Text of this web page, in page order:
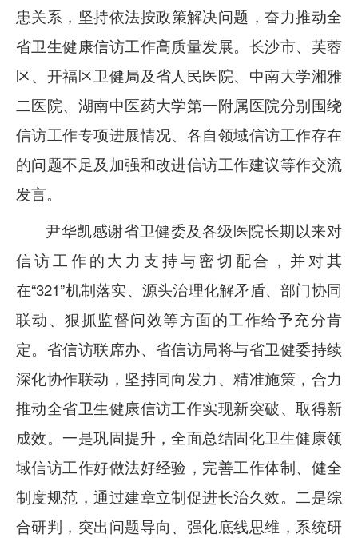
患关系， 坚持依法按政策解决问题，奋力推动全
省卫生健康信访工作高质量发展。长沙市、芙蓉
区、开福区卫健局及省人民医院、中南大学湘雅
二医院、湖南中医药大学第一附属医院分别围绕
信访工作专项进展情况、各自领域信访工作存在
的问题不足及加强和改进信访工作建议等作交流
发言。
尹华凯感谢省卫健委及各级医院长期以来对
信访工作的大力支持与密切配合，并对其
在“321”机制落实、源头治理化解矛盾、部门协同
联动、狠抓监督问效等方面的工作给予充分肯
定。省信访联席办、省信访局将与省卫健委持续
深化协作联动，坚持同向发力、精准施策，合力
推动全省卫生健康信访工作实现新突破、取得新
成效。一是巩固提升，全面总结固化卫生健康领
域信访工作好做法好经验，完善工作体制、健全
制度规范，通过建章立制促进长治久效。二是综
合研判，突出问题导向、强化底线思维，系统研